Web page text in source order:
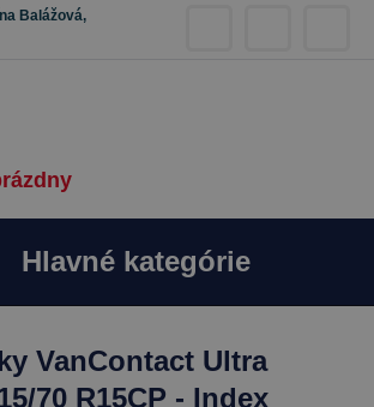
Balážová,
Hlavné kategórie
VanContact Ultra
70 R15CP - Index